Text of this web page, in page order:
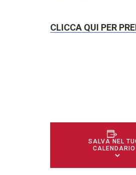
CLICCA QUI PER
SALVA NEL
CALENDARIO